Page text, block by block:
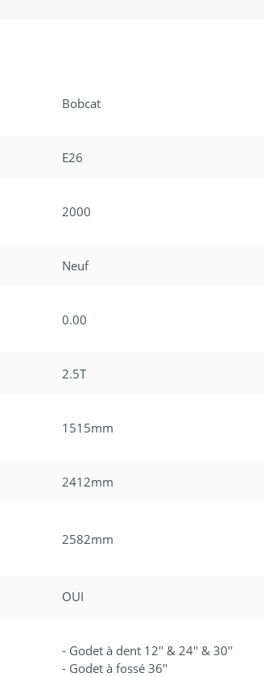
Bobcat
E26
2000
Neuf
0.00
2.5T
1515mm
2412mm
2582mm
OUI
- Godet à dent 12'' & 24'' & 30''
- Godet à fossé 36''